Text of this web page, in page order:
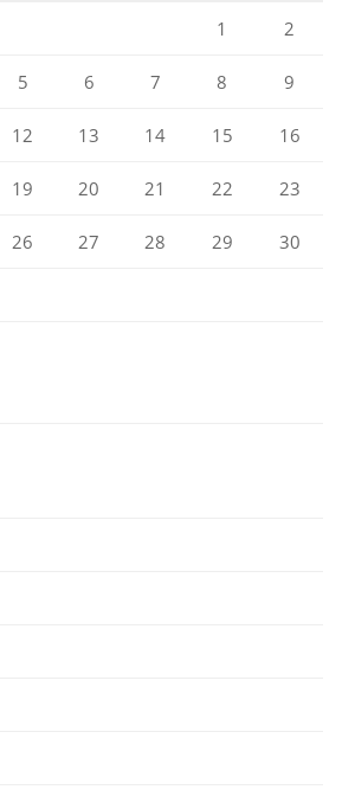
1 2
5 6 7 8 9
12 13 14 15 16
19 20 21 22 23
26 27 28 29 30